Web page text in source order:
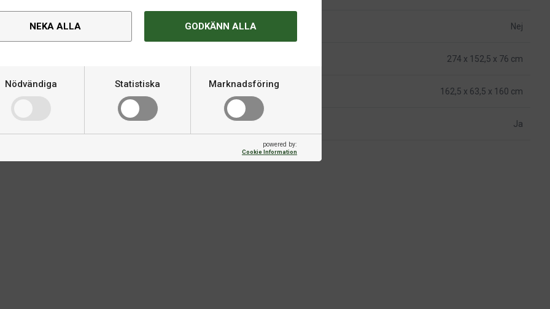
NEKA ALLA GODKÄNN ALLA
Nödvändiga Statistiska Marknadsföring
powered by:
Cookie Information
Nät och nätställning ingår Nej
274 x 152,5 x 76 cm
162,5 x 63,5 x 160 cm
ITTF Godkänt Ja